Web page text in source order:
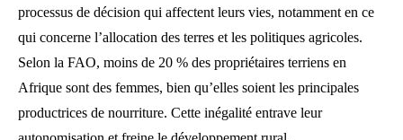
processus de décision qui affectent leurs vies, notamment en ce
qui concerne l’allocation des terres et les politiques agricoles.
Selon la FAO, moins de 20 % des propriétaires terriens en
Afrique sont des femmes, bien qu’elles soient les principales
productrices de nourriture. Cette inégalité entrave leur